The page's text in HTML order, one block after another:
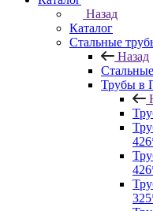
Назад
Каталог
Стальные
Назад
Трубы в